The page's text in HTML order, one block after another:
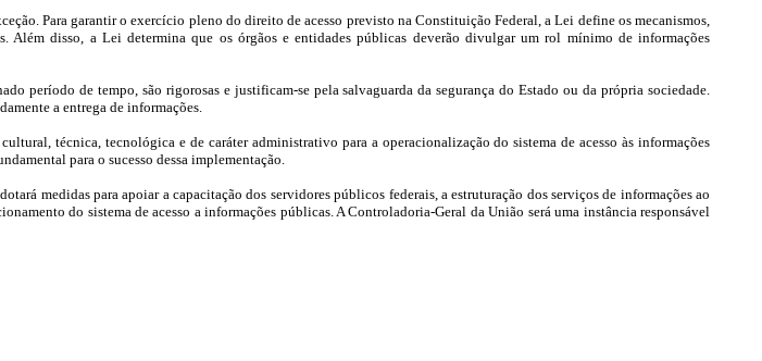
Para garantir o exercício pleno do direito de acesso previsto na Constituição Federal, a Lei define os mecanismos,
Além disso, a Lei determina que os órgãos e entidades públicas deverão divulgar um rol mínimo de informações
período de tempo, são rigorosas e justificam-se pela salvaguarda da segurança do Estado ou da própria sociedade.
a entrega de informações.
técnica, tecnológica e de caráter administrativo para a operacionalização do sistema de acesso às informações
para o sucesso dessa implementação.
medidas para apoiar a capacitação dos servidores públicos federais, a estruturação dos serviços de informações ao
do sistema de acesso a informações públicas. A Controladoria-Geral da União será uma instância responsável